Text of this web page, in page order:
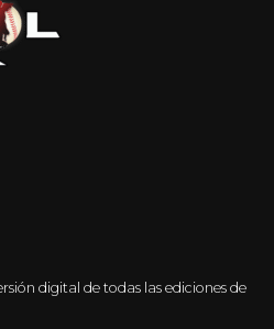
digital de todas las ediciones de